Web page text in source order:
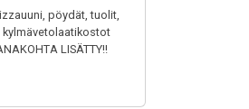
pöydät, tuolit,
kylmävetolaatikostot
LISÄTTY!!